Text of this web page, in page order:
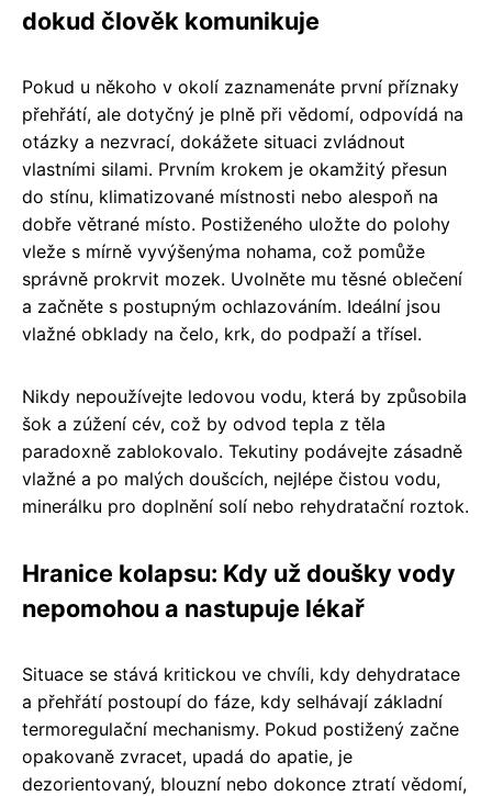
dokud člověk komunikuje
Pokud u někoho v okolí zaznamenáte první příznaky
přehřátí, ale dotyčný je plně při vědomí, odpovídá na
otázky a nezvrací, dokážete situaci zvládnout
vlastními silami. Prvním krokem je okamžitý přesun
do stínu, klimatizované místnosti nebo alespoň na
dobře větrané místo. Postiženého uložte do polohy
vleže s mírně vyvýšenýma nohama, což pomůže
správně prokrvit mozek. Uvolněte mu těsné oblečení
a začněte s postupným ochlazováním. Ideální jsou
vlažné obklady na čelo, krk, do podpaží a třísel.
Nikdy nepoužívejte ledovou vodu, která by způsobila
šok a zúžení cév, což by odvod tepla z těla
paradoxně zablokovalo. Tekutiny podávejte zásadně
vlažné a po malých doušcích, nejlépe čistou vodu,
minerálku pro doplnění solí nebo rehydratační roztok.
Hranice kolapsu: Kdy už doušky vody
nepomohou a nastupuje lékař
Situace se stává kritickou ve chvíli, kdy dehydratace
a přehřátí postoupí do fáze, kdy selhávají základní
termoregulační mechanismy. Pokud postižený začne
opakovaně zvracet, upadá do apatie, je
dezorientovaný, blouzní nebo dokonce ztratí vědomí,